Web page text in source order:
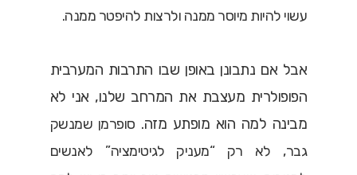
עשוי להיות מיוסר ממנה ולרצות להיפטר ממנה.
אבל אם נתבונן באופן שבו התרבות המערבית
הפופולרית מעצבת את המרחב שלנו, אני לא
מבינה למה הוא מופתע מזה. סופרמן שמנשק
גבר, לא רק “מעניק לגיטימציה” לאנשים